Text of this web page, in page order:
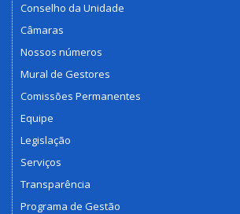
Conselho da Unidade
Câmaras
Nossos números
Mural de Gestores
Comissões Permanentes
Equipe
Legislação
Serviços
Transparência
Programa de Gestão